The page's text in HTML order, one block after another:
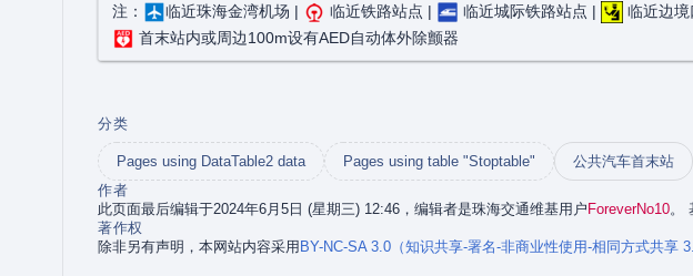
注： 临近珠海金湾机场 | 临近铁路站点 | 临近城际铁路站点 | 临近边境
首末站内或周边100m设有AED自动体外除颤器
分类
Pages using DataTable2 data Pages using table "Stoptable"
公共汽车首末站
作者
此页面最后编辑于2024年6月5日 (星期三) 12:46，编辑者是珠海交通维基用户ForeverNo10。
著作权
除非另有声明，本网站内容采用BY-NC-SA 3.0（知识共享-署名-非商业性使用-相同方式共享